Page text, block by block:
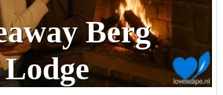
Berg
Lodge